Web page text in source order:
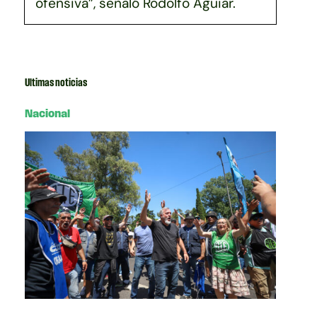
Ultimas noticias
Nacional